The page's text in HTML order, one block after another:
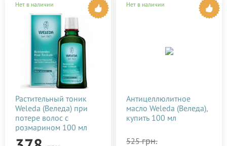
Нет в наличии
Растительный тоник
Weleda (Веледа) при
потере волос с
розмарином 100 мл
Нет в наличии
Антицеллюлитное
масло Weleda (Веледа),
купить 100 мл
525грн.